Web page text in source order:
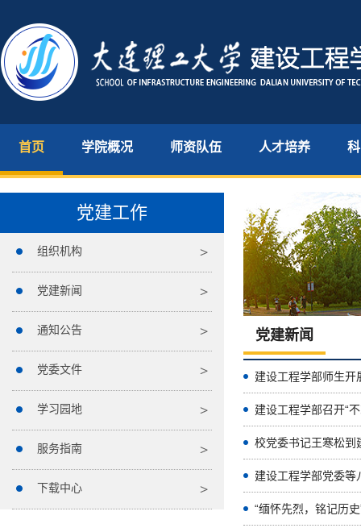
首页 学院概况 师资队伍 人才培养
党建工作
组织机构
党建新闻
通知公告
党委文件
学习园地
服务指南
下载中心
党建新闻
建设工程学部师生
建设工程学部召开“
校党委书记王寒松到
“缅怀先烈，铭记历